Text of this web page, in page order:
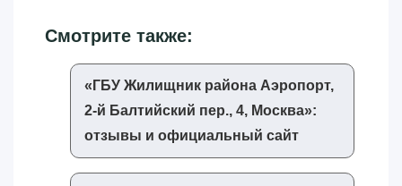
Смотрите также:
«‎ГБУ Жилищник района Аэропорт,
2-й Балтийский пер., 4, Москва»‎:
отзывы и официальный сайт